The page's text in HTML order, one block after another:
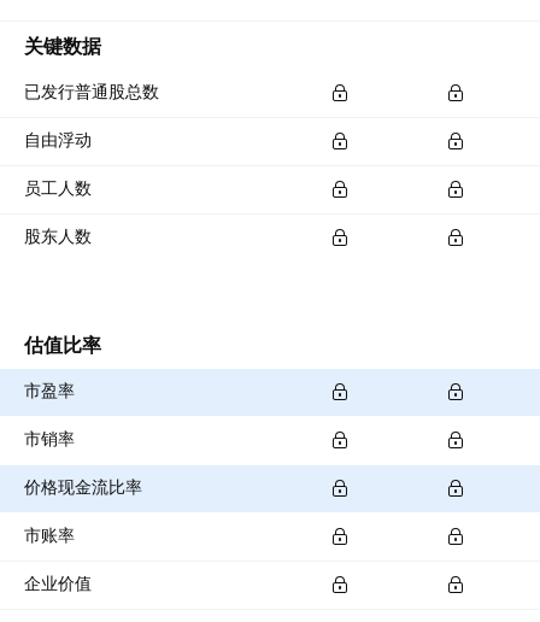
关键数据
已发行普通股总数
自由浮动
员工人数
股东人数
估值比率
市盈率
市销率
价格现金流比率
市账率
企业价值